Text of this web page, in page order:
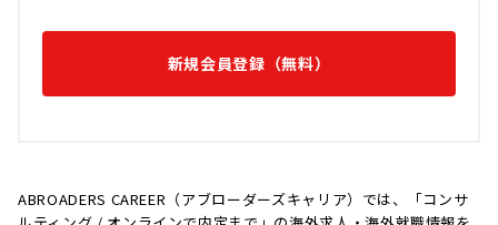
新規会員登録（無料）
ABROADERS CAREER（アブローダーズキャリア）では、「コンサ